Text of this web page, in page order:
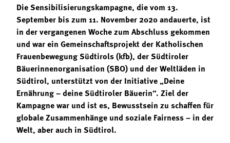
Die Sensibilisierungskampagne, die vom 13.
September bis zum 11. November 2020 andauerte, ist
in der vergangenen Woche zum Abschluss gekommen
und war ein Gemeinschaftsprojekt der Katholischen
Frauenbewegung Südtirols (kfb), der Südtiroler
Bäuerinnenorganisation (SBO) und der Weltläden in
Südtirol, unterstützt von der Initiative „Deine
Ernährung – deine Südtiroler Bäuerin“. Ziel der
Kampagne war und ist es, Bewusstsein zu schaffen für
globale Zusammenhänge und soziale Fairness – in der
Welt, aber auch in Südtirol.